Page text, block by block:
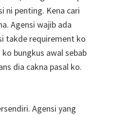
ni penting. Kena cari
Agensi wajib ada
takde requirement ko
bungkus awal sebab
dia cakna pasal ko.
Agensi yang